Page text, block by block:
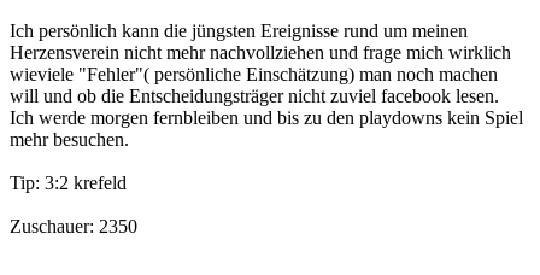
Ich persönlich kann die jüngsten Ereignisse rund um meinen
Herzensverein nicht mehr nachvollziehen und frage mich wirklich
wieviele "Fehler"( persönliche Einschätzung) man noch machen
will und ob die Entscheidungsträger nicht zuviel facebook lesen.
Ich werde morgen fernbleiben und bis zu den playdowns kein Spiel
mehr besuchen.
Tip: 3:2 krefeld
Zuschauer: 2350